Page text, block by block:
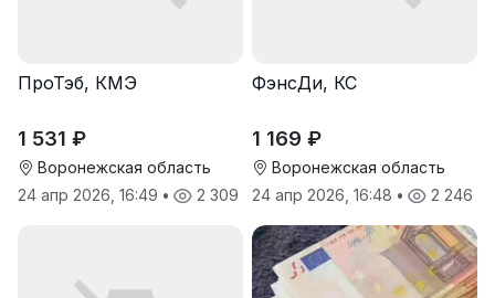
ПроТэб, КМЭ
1 531 ₽
Воронежская область
24 апр 2026, 16:49 • 2 309
ФэнсДи, КС
1 169 ₽
Воронежская область
24 апр 2026, 16:48 • 2 246